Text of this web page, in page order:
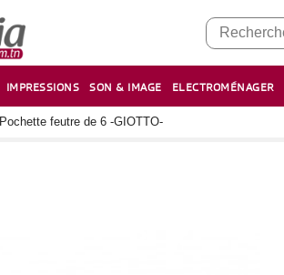
IMPRESSIONS SON & IMAGE ELECTROMÉNAGER
Pochette feutre de 6 -GIOTTO-